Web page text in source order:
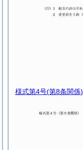
様式第4号(第8条関係)